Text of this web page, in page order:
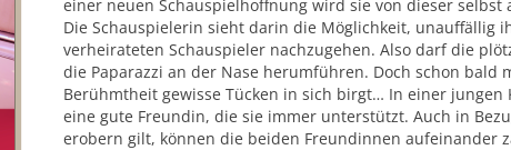
einer neuen Schauspielhoffnung wird sie von dieser selbst
Die Schauspielerin sieht darin die Möglichkeit, unauffällig
verheirateten Schauspieler nachzugehen. Also darf die
die Paparazzi an der Nase herumführen. Doch schon bald
Berühmtheit gewisse Tücken in sich birgt… In einer
eine gute Freundin, die sie immer unterstützt. Auch in
erobern gilt, können die beiden Freundinnen aufeinander